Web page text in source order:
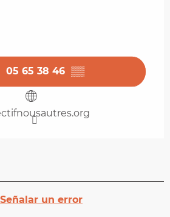
05 65 38 46 ▒▒
Señalar un error